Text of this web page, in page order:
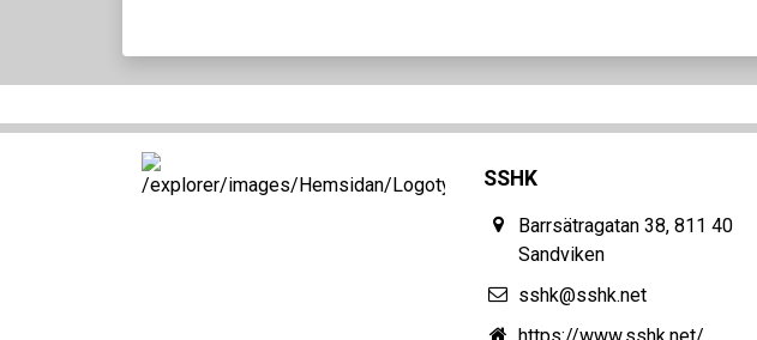
SSHK
Barrsätragatan 38, 811 40
Sandviken
sshk@sshk.net